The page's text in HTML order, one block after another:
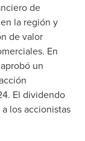
de
la región y
de valor
En
un
El dividendo
los accionistas